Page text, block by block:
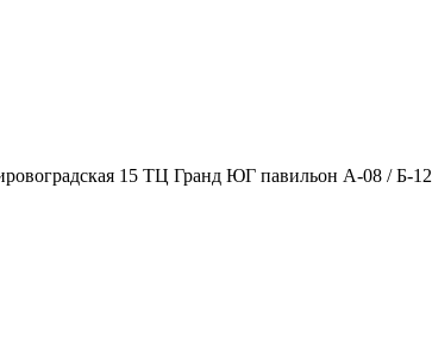
15 ТЦ Гранд ЮГ павильон А-08 / Б-12